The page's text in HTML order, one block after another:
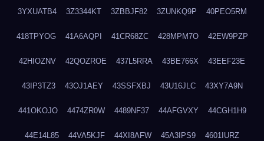
3YXUATB4 3Z3344KT 3ZBBJF82 3ZUNKQ9P 40PEO5RM
418TPYOG 41A6AQPI 41CR68ZC 428MPM7O 42EW9PZP
42HIOZNV 42QOZROE 437L5RRA 43BE766X 43EEF23E
43IP3TZ3 43OJ1AEY 43SSFXBJ 43U16JLC 43XY7A9N
441OKOJO 4474ZR0W 4489NF37 44AFGVXY 44CGH1H9
44E14L85 44VA5KJF 44XI8AFW 45A3IPS9 4601IURZ